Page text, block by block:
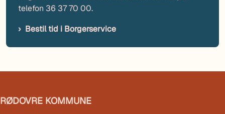
telefon 36 37 70 00.
Bestil tid i Borgerservice
RØDOVRE KOMMUNE